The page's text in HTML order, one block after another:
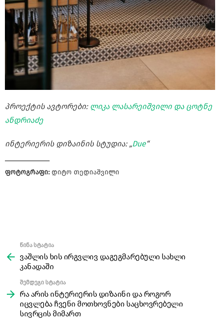
პროექტის ავტორები: ლიკა ლასარეიშვილი და ცოტნე
ანდრიაძე
ინტერიერის დიზაინის სტუდია: „Due“
ფოტოგრაფი: დიტო თედიაშვილი
more
წინა სტატია
ვაშლის ხის ირგვლივ დაგეგმარებული სახლი
კანადაში
შემდეგი სტატია
რა არის ინტერიერის დიზაინი და როგორ
იცვლება ჩვენი მოთხოვნები საცხოვრებელი
სივრცის მიმართ